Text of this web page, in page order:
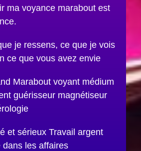
ma voyance marabout est
je ressens, ce que je vois
ce que vous avez envie
Marabout voyant médium
guérisseur magnétiseur
et sérieux Travail argent
les affaires